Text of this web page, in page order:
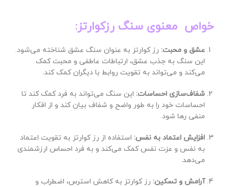
خواص معنوی سنگ رزکوارتز:
عشق و محبت: رز کوارتز به عنوان سنگ عشق شناخته می‌شود.
این سنگ به جذب عشق، ارتباطات عاطفی و محبت کمک
می‌کند و می‌تواند به تقویت روابط با دیگران کمک کند.
شفاف‌سازی احساسات: این سنگ می‌تواند به فرد کمک کند تا
احساسات خود را به طور واضح و شفاف بیان کند و از افکار
منفی رها شود.
افزایش اعتماد به نفس: استفاده از رز کوارتز به تقویت اعتماد
به نفس و عزت نفس کمک می‌کند و به فرد احساس ارزشمندی
می‌دهد.
آرامش و تسکین: رز کوارتز به کاهش استرس، اضطراب و